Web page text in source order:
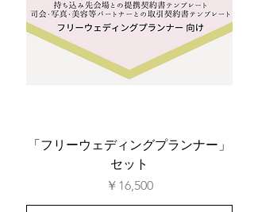
「フリーウェディングプランナー」
セット
価格
￥16,500